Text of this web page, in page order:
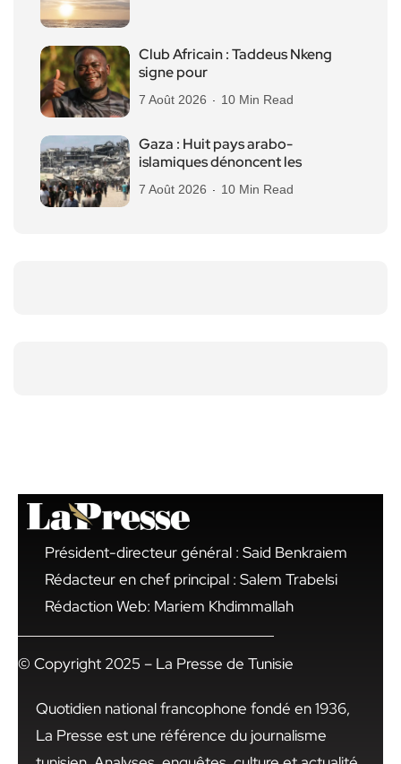
Club Africain : Taddeus Nkeng
signe pour
7 Août 2026 10 Min Read
Gaza : Huit pays arabo-
islamiques dénoncent les
7 Août 2026 10 Min Read
Président-directeur général : Said Benkraiem
Rédacteur en chef principal : Salem Trabelsi
Rédaction Web: Mariem Khdimmallah
© Copyright 2025 – La Presse de Tunisie
Quotidien national francophone fondé en 1936,
La Presse est une référence du journalisme